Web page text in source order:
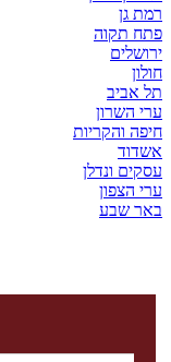
רמת גן
פתח תקוה
ירושלים
חולון
תל אביב
ערי השרון
חיפה והקריות
אשדוד
עסקים ונדלן
ערי הצפון
באר שבע